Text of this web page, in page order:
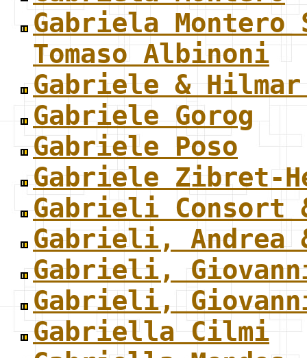
Gabriela Montero
Tomaso Albinoni
Gabriele & Hilmar
Gabriele Gorog
Gabriele Poso
Gabriele Zibret-
Gabrieli Consort
Gabrieli, Andrea
Gabrieli,
Gabrieli,
Gabriella Cilmi